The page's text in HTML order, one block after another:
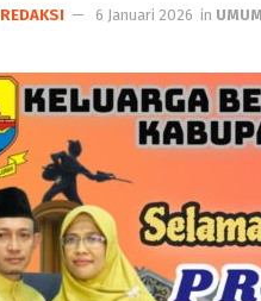
REDAKSI 6 Januari 2026 in UMUM